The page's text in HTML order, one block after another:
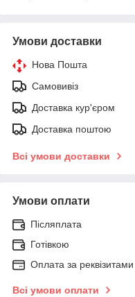
Умови доставки
Нова Пошта
Самовивіз
Доставка кур'єром
Доставка поштою
Всі умови доставки
Умови оплати
Післяплата
Готівкою
Оплата за реквізитами
Всі умови оплати